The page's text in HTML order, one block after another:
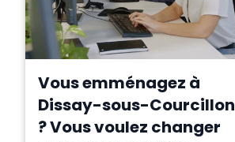
Vous emménagez à
Dissay-sous-Courcillon
? Vous voulez changer